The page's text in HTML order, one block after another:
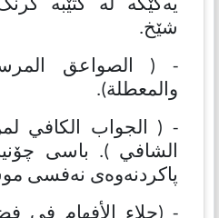
یەكێكە لە كتێبە
شێخ.
- ( الصواعق
والمعطلة).
- ( الجواب الكافي
الشافي ). باسی
پاكردنەوەی نەفسی
- (جلاء الأفهام في